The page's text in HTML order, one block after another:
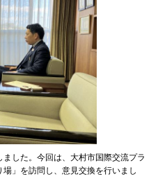
した。今回は、大村市国際交流プラ
」を訪問し、意見交換を行いまし